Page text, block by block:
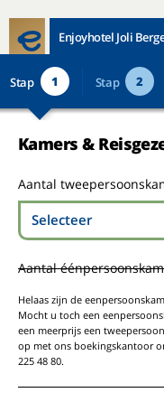
Enjoyhotel Joli
Stap 1 Stap 2
Kamers &
Aantal
Selecteer
Aantal
Helaas zijn de
Mocht u toch een
een meerprijs een
op met ons boekingskantoor
225 48 80.